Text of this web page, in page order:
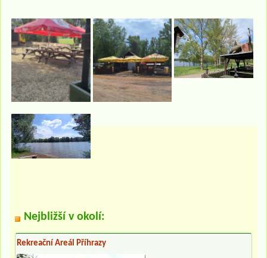
Nejbližší v okolí:
Rekreační Areál Příhrazy